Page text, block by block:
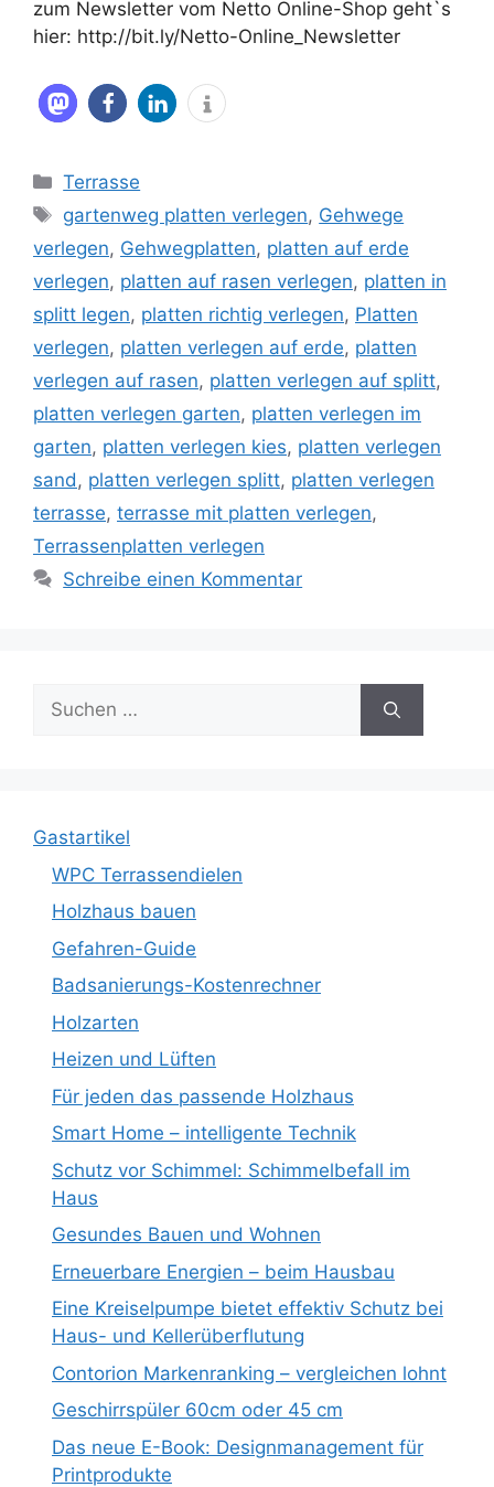
zum Newsletter vom Netto Online-Shop geht`s
hier: http://bit.ly/Netto-Online_Newsletter
Kategorien
Terrasse
Schlagwörter
gartenweg platten verlegen, Gehwege
verlegen, Gehwegplatten, platten auf erde
verlegen, platten auf rasen verlegen, platten in
splitt legen, platten richtig verlegen, Platten
verlegen, platten verlegen auf erde, platten
verlegen auf rasen, platten verlegen auf splitt,
platten verlegen garten, platten verlegen im
garten, platten verlegen kies, platten verlegen
sand, platten verlegen splitt, platten verlegen
terrasse, terrasse mit platten verlegen,
Terrassenplatten verlegen
Schreibe einen Kommentar
Suche
nach:
Gastartikel
WPC Terrassendielen
Holzhaus bauen
Gefahren-Guide
Badsanierungs-Kostenrechner
Holzarten
Heizen und Lüften
Für jeden das passende Holzhaus
Smart Home – intelligente Technik
Schutz vor Schimmel: Schimmelbefall im
Haus
Gesundes Bauen und Wohnen
Erneuerbare Energien – beim Hausbau
Eine Kreiselpumpe bietet effektiv Schutz bei
Haus- und Kellerüberflutung
Contorion Markenranking – vergleichen lohnt
Geschirrspüler 60cm oder 45 cm
Das neue E-Book: Designmanagement für
Printprodukte